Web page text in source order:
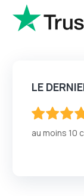
LE
au moins 10